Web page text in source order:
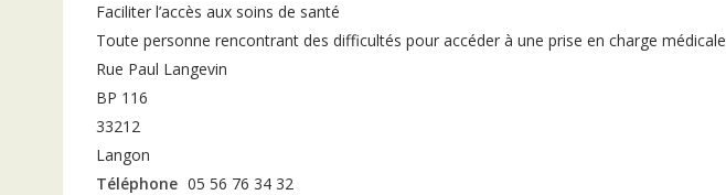
Faciliter l’accès aux soins de santé
Toute personne rencontrant des difficultés pour accéder à une prise en charge médicale
Rue Paul Langevin
BP 116
33212
Langon
Téléphone 05 56 76 34 32